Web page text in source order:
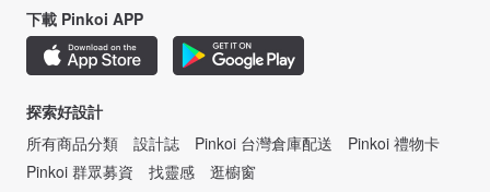
下載 Pinkoi APP
探索好設計
所有商品分類
設計誌 Pinkoi 台灣倉庫配送
Pinkoi 禮物卡
Pinkoi 群眾募資
找靈感 逛櫥窗